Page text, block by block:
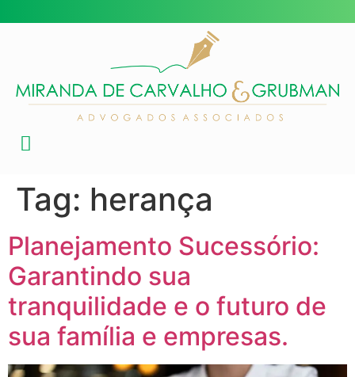
Tag: herança
Planejamento Sucessório:
Garantindo sua
tranquilidade e o futuro de
sua família e empresas.